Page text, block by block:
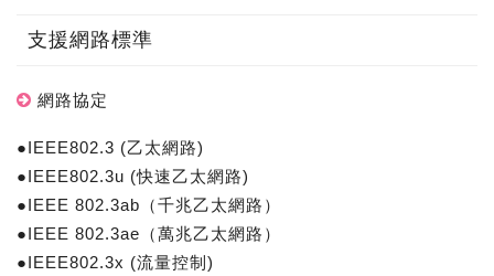
支援網路標準
網路協定
●IEEE802.3 (乙太網路)
●IEEE802.3u (快速乙太網路)
●IEEE 802.3ab（千兆乙太網路）
●IEEE 802.3ae（萬兆乙太網路）
●IEEE802.3x (流量控制)